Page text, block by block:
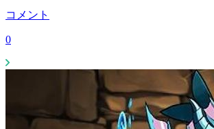
コメント
0